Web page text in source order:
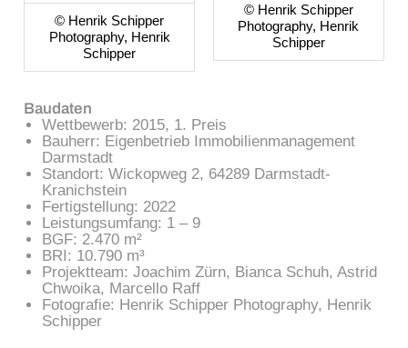
© Henrik Schipper
Photography, Henrik
Schipper
© Henrik Schipper
Photography, Henrik
Schipper
Baudaten
Wettbewerb: 2015, 1. Preis
Bauherr: Eigenbetrieb Immobilienmanagement
Darmstadt
Standort: Wickopweg 2, 64289 Darmstadt-
Kranichstein
Fertigstellung: 2022
Leistungsumfang: 1 – 9
BGF: 2.470 m²
BRI: 10.790 m³
Projektteam: Joachim Zürn, Bianca Schuh, Astrid
Chwoika, Marcello Raff
Fotografie: Henrik Schipper Photography, Henrik
Schipper